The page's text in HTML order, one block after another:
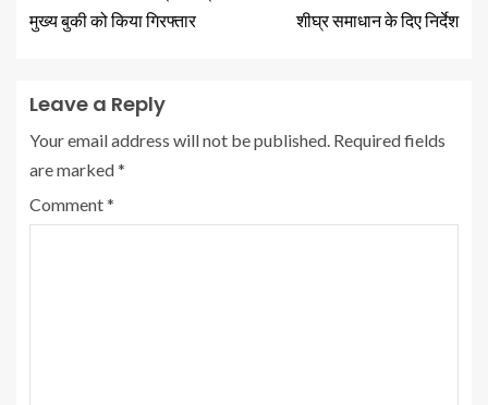
मुख्य बुकी को किया गिरफ्तार
शीघ्र समाधान के दिए निर्देश
Leave a Reply
Your email address will not be published. Required fields
are marked*
Comment*